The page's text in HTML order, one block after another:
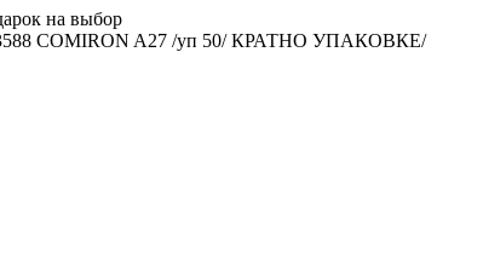
на выбор
COMIRON A27 /уп 50/ КРАТНО УПАКОВКЕ/